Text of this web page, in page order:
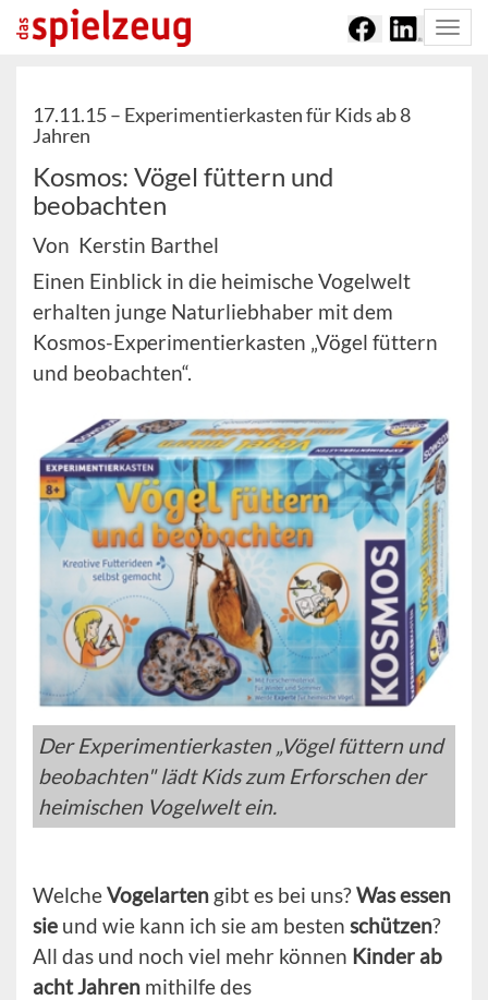
17.11.15 – Experimentierkasten für Kids ab 8
Jahren
Kosmos: Vögel füttern und
beobachten
Von Kerstin Barthel
Einen Einblick in die heimische Vogelwelt
erhalten junge Naturliebhaber mit dem
Kosmos-Experimentierkasten „Vögel füttern
und beobachten“.
Der Experimentierkasten „Vögel füttern und
beobachten" lädt Kids zum Erforschen der
heimischen Vogelwelt ein.
WelcheVogelarten gibt es bei uns?Was essen
sie und wie kann ich sie am besten schützen?
All das und noch viel mehr können Kinder ab
acht Jahren mithilfe des